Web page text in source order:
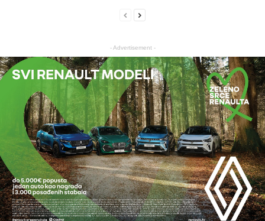
- Advertisement -